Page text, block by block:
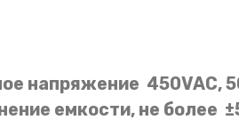
напряжение 450VAC,
емкости, не более